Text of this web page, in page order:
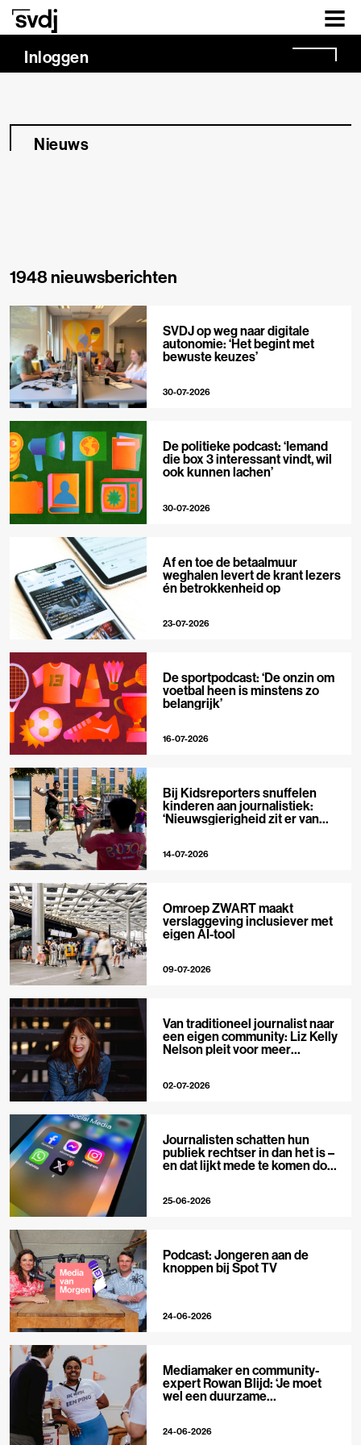
Naar hoofdinhoud
Inloggen
Nieuws
1948 nieuwsberichten
SVDJ op weg naar digitale
autonomie: ‘Het begint met
bewuste keuzes’
30-07-2026
De politieke podcast: ‘Iemand
die box 3 interessant vindt, wil
ook kunnen lachen’
30-07-2026
Af en toe de betaalmuur
weghalen levert de krant lezers
én betrokkenheid op
23-07-2026
De sportpodcast: ‘De onzin om
voetbal heen is minstens zo
belangrijk’
16-07-2026
Bij Kidsreporters snuffelen
kinderen aan journalistiek:
‘Nieuwsgierigheid zit er van
14-07-2026
Omroep ZWART maakt
verslaggeving inclusiever met
eigen AI-tool
09-07-2026
Van traditioneel journalist naar
een eigen community: Liz Kelly
Nelson pleit voor meer
02-07-2026
Journalisten schatten hun
publiek rechtser in dan het is –
en dat lijkt mede te komen door
25-06-2026
Podcast: Jongeren aan de
knoppen bij Spot TV
24-06-2026
Mediamaker en community-
expert Rowan Blijd: ‘Je moet
wel een duurzame
24-06-2026